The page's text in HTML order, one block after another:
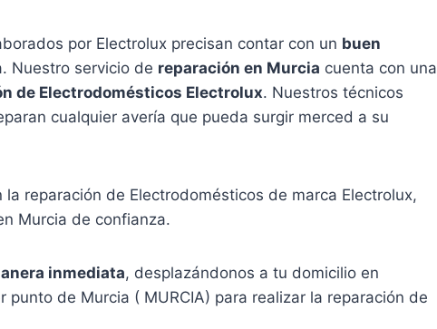
por Electrolux precisan contar con un buen
Nuestro servicio de reparación en Murcia cuenta con una
de Electrodomésticos Electrolux. Nuestros técnicos
cualquier avería que pueda surgir merced a su
reparación de Electrodomésticos de marca Electrolux,
Murcia de confianza.
inmediata, desplazándonos a tu domicilio en
de Murcia ( MURCIA) para realizar la reparación de